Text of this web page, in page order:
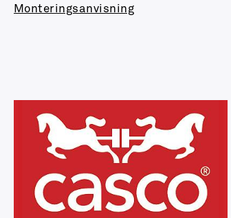
Monteringsanvisning